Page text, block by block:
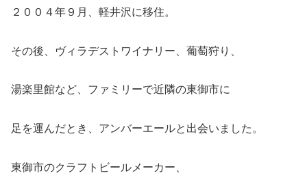
２００４年９月、軽井沢に移住。
その後、ヴィラデストワイナリー、葡萄狩り、
湯楽里館など、ファミリーで近隣の東御市に
足を運んだとき、アンバーエールと出会いました。
東御市のクラフトビールメーカー、